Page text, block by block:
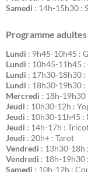
Samedi : 14h-15h30 :
Programme
Lundi : 9h45-10h45 :
Lundi : 10h45-11h45 :
Lundi : 17h30-18h30 :
Lundi : 18h30-19h30 :
Mercredi : 18h-19h30
Jeudi : 10h30-12h :
Jeudi : 10h30-11h45 :
Jeudi : 14h-17h :
Jeudi : 20h+ : Tarot
Vendredi : 13h30-18h
Vendredi : 18h-19h30
Samedi : 10h-12h :